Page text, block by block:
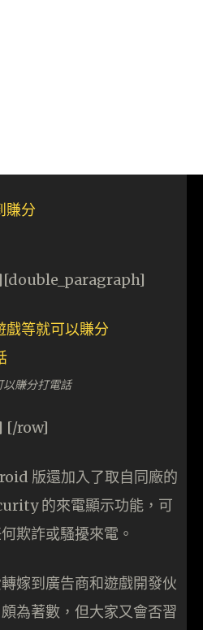
賺分打電話
[/row]
版還加入了取自同廠的
的來電顯示功能，可
欺詐或騷擾來電。
嫁到廣告商和遊戲開發伙
為著數，但大家又會否習